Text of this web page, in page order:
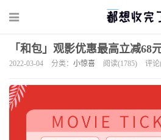
「和包」观影优惠最高立减68
2022-03-04 分类： 小惊喜 阅读(1785) 评论